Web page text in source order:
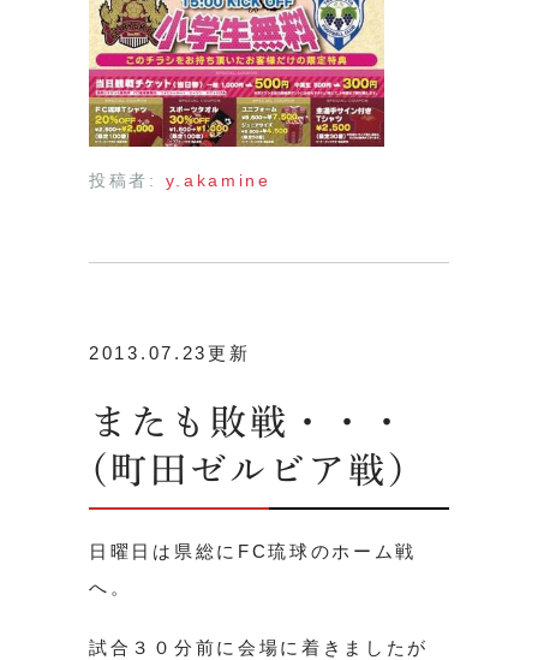
投稿者: y.akamine
2013.07.23更新
またも敗戦・・・
(町田ゼルビア戦）
日曜日は県総にFC琉球のホーム戦
へ。
試合３０分前に会場に着きましたが